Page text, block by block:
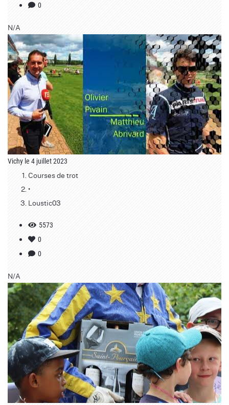
0
N/A
Vichy le 4 juillet 2023
Courses de trot
•
Loustic03
5573
0
0
N/A